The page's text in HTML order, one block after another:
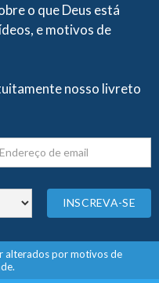
o que Deus está
e motivos de
nosso livreto
alterados por motivos de